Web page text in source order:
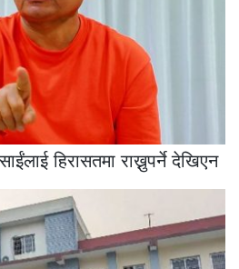
हिरासतमा राख्नुपर्ने देखिएन